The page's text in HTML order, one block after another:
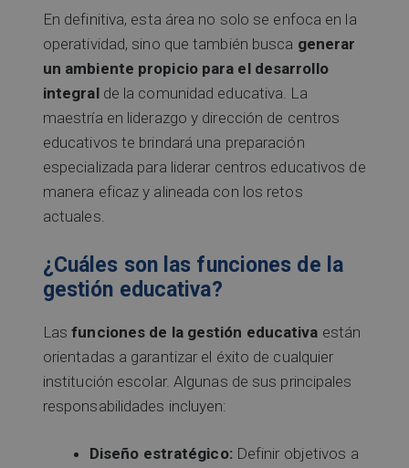
En definitiva, esta área no solo se enfoca en la
operatividad, sino que también busca generar
un ambiente propicio para el desarrollo
integralde la comunidad educativa. La
maestría en liderazgo y dirección de centros
educativos te brindará una preparación
especializada para liderar centros educativos de
manera eficaz y alineada con los retos
actuales.
¿Cuáles son las funciones de la
gestión educativa?
Lasfunciones de la gestión educativa están
orientadas a garantizar el éxito de cualquier
institución escolar. Algunas de sus principales
responsabilidades incluyen:
Diseño estratégico:Definir objetivos a